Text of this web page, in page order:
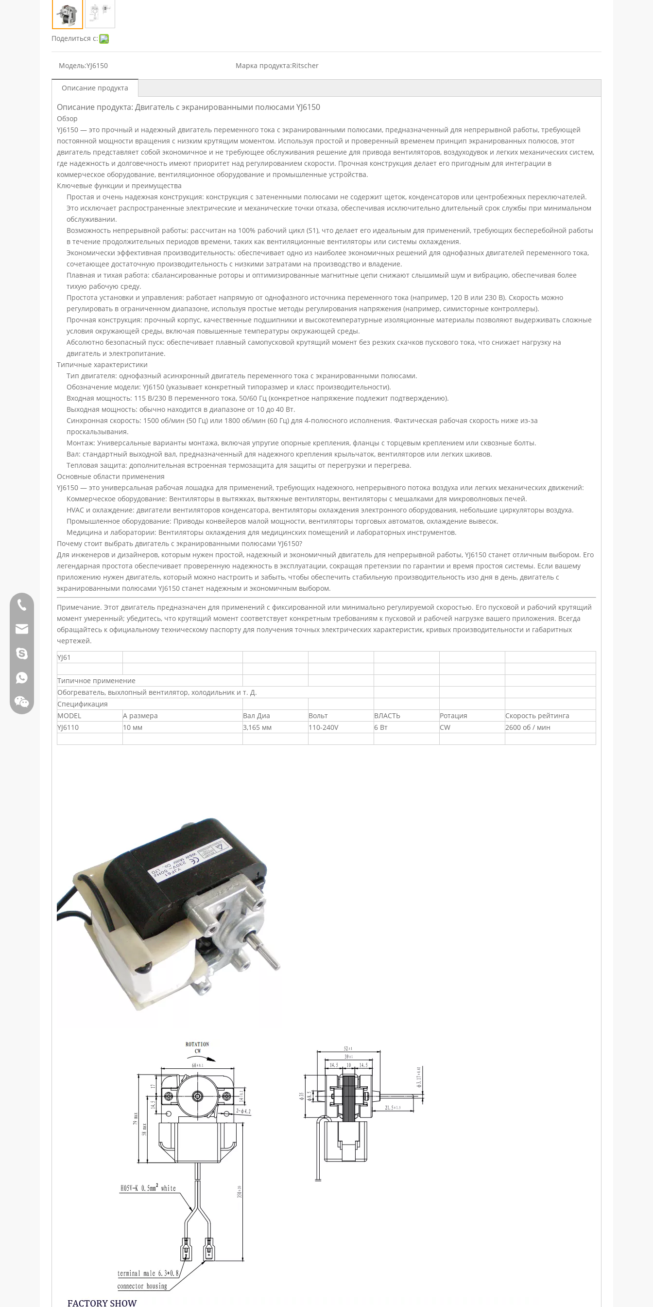
Поделиться с:
Модель:YJ6150 Марка продукта:Ritscher
Описание продукта
Описание продукта: Двигатель с экранированными полюсами YJ6150
Обзор
YJ6150 — это прочный и надежный двигатель переменного тока с экранированными полюсами, предназначенный для непрерывной работы, требующей
постоянной мощности вращения с низким крутящим моментом. Используя простой и проверенный временем принцип экранированных полюсов, этот
двигатель представляет собой экономичное и не требующее обслуживания решение для привода вентиляторов, воздуходувок и легких механических систем,
где надежность и долговечность имеют приоритет над регулированием скорости. Прочная конструкция делает его пригодным для интеграции в
коммерческое оборудование, вентиляционное оборудование и промышленные устройства.
Ключевые функции и преимущества
Простая и очень надежная конструкция: конструкция с затененными полюсами не содержит щеток, конденсаторов или центробежных переключателей.
Это исключает распространенные электрические и механические точки отказа, обеспечивая исключительно длительный срок службы при минимальном
обслуживании.
Возможность непрерывной работы: рассчитан на 100% рабочий цикл (S1), что делает его идеальным для применений, требующих бесперебойной работы
в течение продолжительных периодов времени, таких как вентиляционные вентиляторы или системы охлаждения.
Экономически эффективная производительность: обеспечивает одно из наиболее экономичных решений для однофазных двигателей переменного тока,
сочетающее достаточную производительность с низкими затратами на производство и владение.
Плавная и тихая работа: сбалансированные роторы и оптимизированные магнитные цепи снижают слышимый шум и вибрацию, обеспечивая более
тихую рабочую среду.
Простота установки и управления: работает напрямую от однофазного источника переменного тока (например, 120 В или 230 В). Скорость можно
регулировать в ограниченном диапазоне, используя простые методы регулирования напряжения (например, симисторные контроллеры).
Прочная конструкция: прочный корпус, качественные подшипники и высокотемпературные изоляционные материалы позволяют выдерживать сложные
условия окружающей среды, включая повышенные температуры окружающей среды.
Абсолютно безопасный пуск: обеспечивает плавный самопусковой крутящий момент без резких скачков пускового тока, что снижает нагрузку на
двигатель и электропитание.
Типичные характеристики
Тип двигателя: однофазный асинхронный двигатель переменного тока с экранированными полюсами.
Обозначение модели: YJ6150 (указывает конкретный типоразмер и класс производительности).
Входная мощность: 115 В/230 В переменного тока, 50/60 Гц (конкретное напряжение подлежит подтверждению).
Выходная мощность: обычно находится в диапазоне от 10 до 40 Вт.
Синхронная скорость: 1500 об/мин (50 Гц) или 1800 об/мин (60 Гц) для 4-полюсного исполнения. Фактическая рабочая скорость ниже из-за
проскальзывания.
Монтаж: Универсальные варианты монтажа, включая упругие опорные крепления, фланцы с торцевым креплением или сквозные болты.
Вал: стандартный выходной вал, предназначенный для надежного крепления крыльчаток, вентиляторов или легких шкивов.
Тепловая защита: дополнительная встроенная термозащита для защиты от перегрузки и перегрева.
Основные области применения
YJ6150 — это универсальная рабочая лошадка для применений, требующих надежного, непрерывного потока воздуха или легких механических движений:
Коммерческое оборудование: Вентиляторы в вытяжках, вытяжные вентиляторы, вентиляторы с мешалками для микроволновых печей.
HVAC и охлаждение: двигатели вентиляторов конденсатора, вентиляторы охлаждения электронного оборудования, небольшие циркуляторы воздуха.
Промышленное оборудование: Приводы конвейеров малой мощности, вентиляторы торговых автоматов, охлаждение вывесок.
Медицина и лаборатории: Вентиляторы охлаждения для медицинских помещений и лабораторных инструментов.
Почему стоит выбрать двигатель с экранированными полюсами YJ6150?
Для инженеров и дизайнеров, которым нужен простой, надежный и экономичный двигатель для непрерывной работы, YJ6150 станет отличным выбором. Его
легендарная простота обеспечивает проверенную надежность в эксплуатации, сокращая претензии по гарантии и время простоя системы. Если вашему
приложению нужен двигатель, который можно настроить и забыть, чтобы обеспечить стабильную производительность изо дня в день, двигатель с
экранированными полюсами YJ6150 станет надежным и экономичным выбором.
Примечание. Этот двигатель предназначен для применений с фиксированной или минимально регулируемой скоростью. Его пусковой и рабочий крутящий
момент умеренный; убедитесь, что крутящий момент соответствует конкретным требованиям к пусковой и рабочей нагрузке вашего приложения. Всегда
обращайтесь к официальному техническому паспорту для получения точных электрических характеристик, кривых производительности и габаритных
чертежей.
YJ61
Типичное применение
Обогреватель, выхлопный вентилятор, холодильник и т. Д.
Спецификация
MODEL
А размера Вал Диа Вольт ВЛАСТЬ Ротация
Скорость рейтинга
YJ6110
10 мм 3,165 мм 110-240V 6 Вт CW 2600 об / мин
Тел:0086 13808637315
Электронная почта:james@hkritscher.com
Электронная почта:admin@hkritscher.com
Скайп:whzggm
WhatsApp:+86 13808637315